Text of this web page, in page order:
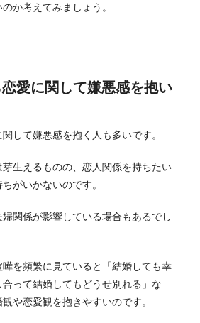
か考えてみましょう。
愛に関して嫌悪感を抱い
して嫌悪感を抱く人も多いです。
芽生えるものの、恋人関係を持ちたい
がいかないのです。
婦関係が影響している場合もあるでし
を頻繁に見ていると「結婚しても幸
って結婚してもどうせ別れる」な
や恋愛観を抱きやすいのです。